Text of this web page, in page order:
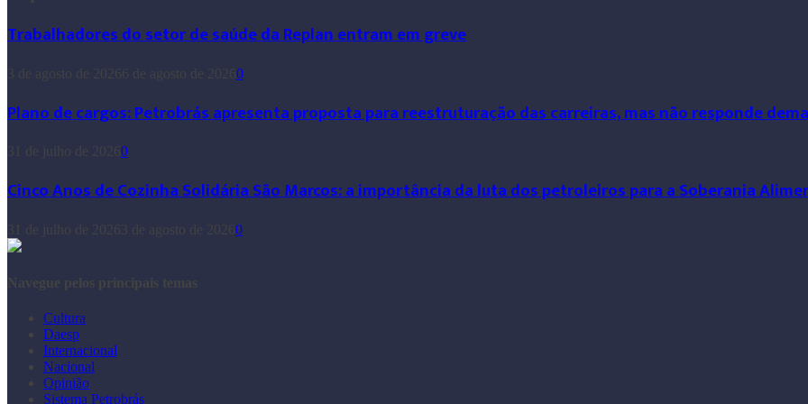
Trabalhadores do setor de saúde da Replan entram em greve
0
Plano de cargos: Petrobrás apresenta proposta para reestruturação das carreiras, mas não responde
0
Cinco Anos de Cozinha Solidária São Marcos: a importância da luta dos petroleiros para a Soberania
0
Navegue pelos principais temas
Cultura
Daesp
Internacional
Nacional
Opinião
Sistema Petrobrás